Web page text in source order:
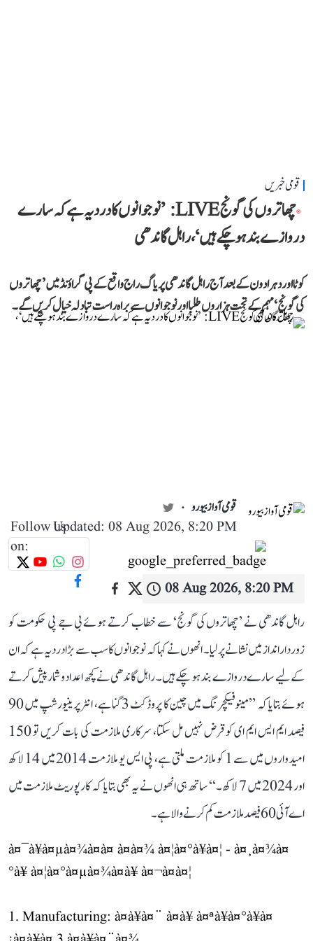
قومی خبریں
چھاتروں کی گونج LIVE: ’نوجوانوں کا درد یہ ہے کہ سارے
دروازے بند ہو چکے ہیں‘، راہل گاندھی
کوٹا اور دہرادون کے بعد آج راہل گاندھی پریاگ راج واقع کے پی گراؤنڈ میں ’چھاتروں
کی گونج‘ مہم کے تحت ہزاروں طلبا اور نوجوانوں سے براہ راست تبادلہ خیال کریں گے۔
قومی آواز بیورو
Updated: 08 Aug 2026, 8:20 PM
Follow us
on:
08 Aug 2026, 8:20 PM
راہل گاندھی نے ’چھاتروں کی گونج‘ سے خطاب کرتے ہوئے بی جے پی حکومت کو
زوردار انداز میں نشانے پر لیا۔ انھوں نے کہا کہ نوجوانوں کا سب سے بڑا درد یہ ہے کہ ان
کے لیے سارے دروازے بند ہو چکے ہیں۔ راہل گاندھی نے کچھ اعداد و شمار پیش کرتے
ہوئے بتایا کہ ’’مینوفیکچرنگ میں چین کا پروڈکٹ 3 گنا ہے، انٹرپرینیورشپ میں 90
فیصد ایم ایس ایم ای کو قرض نہیں مل سکتا، سرکاری ملازمت کی بات کریں تو 150
امیدواروں میں سے 1 کو ملازمت ملتی ہے، پی ایس یو ملازمت 2014 میں 14 لاکھ
اور 2024 میں 7 لاکھ۔‘‘ ساتھ ہی انھوں نے یہ بھی بتایا کہ کارپوریٹ ملازمت میں
اے آئی 60 فیصد ملازمت کم کرنے والا ہے۔
à¤¯à¥à¤µà¤¾à¤à¤ à¤à¤¾ à¤¦à¤°à¥à¤¦ - à¤¸à¤¾à¤
°à¥ à¤¦à¤°à¤µà¤¾à¤à¥ à¤¬à¤à¤¦
1. Manufacturing: à¤à¥à¤¨ à¤à¥ à¤ªà¥à¤°à¥à¤